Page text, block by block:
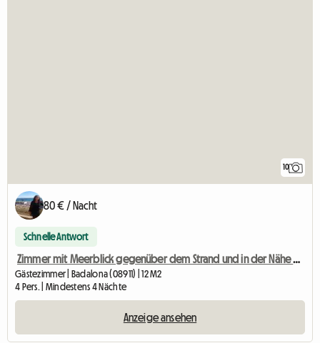
10
80 € / Nacht
Schnelle Antwort
Zimmer mit Meerblick gegenüber dem Strand und in der Nähe von Barcelona
Gästezimmer | Badalona (08911) | 12 M2
4 Pers. | Mindestens 4 Nächte
Anzeige ansehen